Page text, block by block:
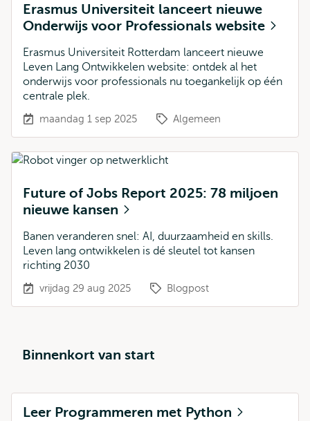
Erasmus Universiteit lanceert nieuwe
Onderwijs voor Professionals website
Erasmus Universiteit Rotterdam lanceert nieuwe
Leven Lang Ontwikkelen website: ontdek al het
onderwijs voor professionals nu toegankelijk op één
centrale plek.
maandag 1 sep 2025 Algemeen
Future of Jobs Report 2025: 78 miljoen
nieuwe kansen
Banen veranderen snel: AI, duurzaamheid en skills.
Leven lang ontwikkelen is dé sleutel tot kansen
richting 2030
vrijdag 29 aug 2025 Blogpost
Binnenkort van start
Leer Programmeren met Python